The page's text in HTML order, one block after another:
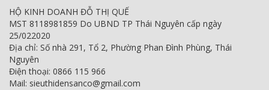
HỘ KINH DOANH ĐỖ THỊ QUẾ
MST 8118981859 Do UBND TP Thái Nguyên cấp ngày
25/022020
Địa chỉ: Số nhà 291, Tổ 2, Phường Phan Đình Phùng, Thái
Nguyên
Điện thoại: 0866 115 966
Mail: sieuthidensanco@gmail.com